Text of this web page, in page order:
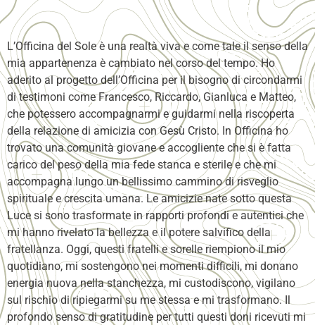
L’Officina del Sole è una realtà viva e come tale il senso della
mia appartenenza è cambiato nel corso del tempo. Ho
aderito al progetto dell’Officina per il bisogno di circondarmi
di testimoni come Francesco, Riccardo, Gianluca e Matteo,
che potessero accompagnarmi e guidarmi nella riscoperta
della relazione di amicizia con Gesù Cristo. In Officina ho
trovato una comunità giovane e accogliente che si è fatta
carico del peso della mia fede stanca e sterile e che mi
accompagna lungo un bellissimo cammino di risveglio
spirituale e crescita umana. Le amicizie nate sotto questa
Luce si sono trasformate in rapporti profondi e autentici che
mi hanno rivelato la bellezza e il potere salvifico della
fratellanza. Oggi, questi fratelli e sorelle riempiono il mio
quotidiano, mi sostengono nei momenti difficili, mi donano
energia nuova nella stanchezza, mi custodiscono, vigilano
sul rischio di ripiegarmi su me stessa e mi trasformano. Il
profondo senso di gratitudine per tutti questi doni ricevuti mi